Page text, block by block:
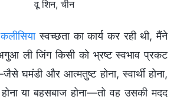
वू शिन, चीन
कलीसियास्वच्छता का कार्य कर रही थी, मैंने
ली जिंग किसी को भ्रष्ट स्वभाव प्रकट
घमंडी और आत्मतुष्ट होना, स्वार्थी होना,
या बहसबाज होना—तो वह उसकी मदद